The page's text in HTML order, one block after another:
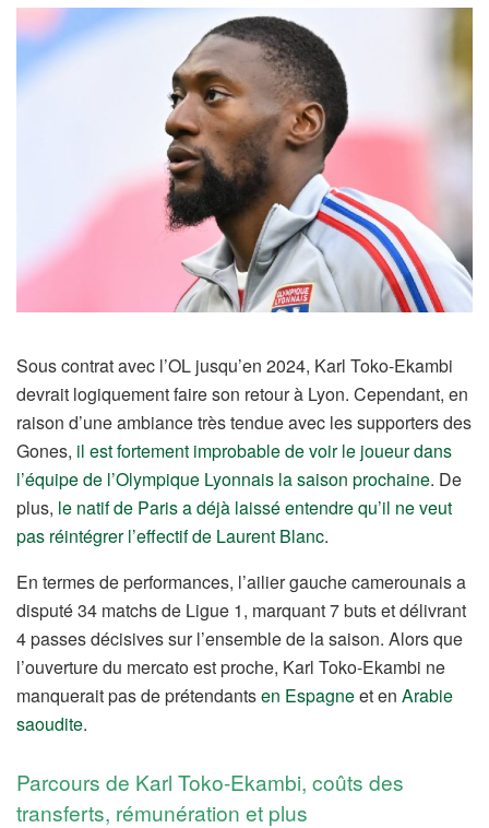
Sous contrat avec l’OL jusqu’en 2024, Karl Toko-Ekambi
devrait logiquement faire son retour à Lyon. Cependant, en
raison d’une ambiance très tendue avec les supporters des
Gones, il est fortement improbable de voir le joueur dans
l’équipe de l’Olympique Lyonnais la saison prochaine. De
plus, le natif de Paris a déjà laissé entendre qu’il ne veut
pas réintégrer l’effectif de Laurent Blanc.
En termes de performances, l’ailier gauche camerounais a
disputé 34 matchs de Ligue 1, marquant 7 buts et délivrant
4 passes décisives sur l’ensemble de la saison. Alors que
l’ouverture du mercato est proche, Karl Toko-Ekambi ne
manquerait pas de prétendantsen Espagneet en Arabie
saoudite.
Parcours de Karl Toko-Ekambi, coûts des
transferts, rémunération et plus